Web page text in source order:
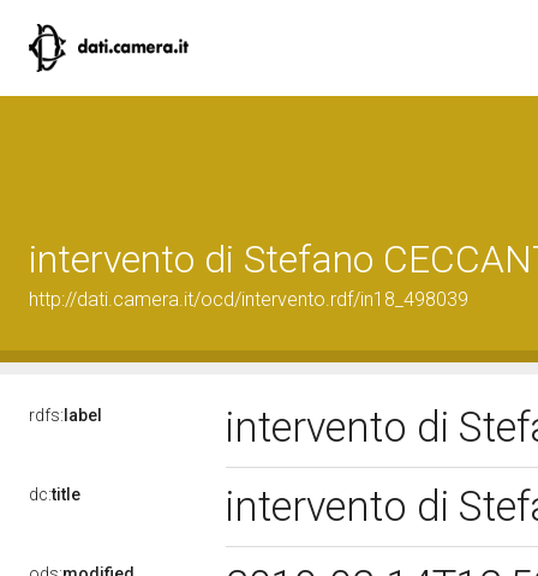
intervento di Stefano
http://dati.camera.it/ocd/intervento.rdf/in18_498039
rdfs: label intervento di
dc:title intervento di